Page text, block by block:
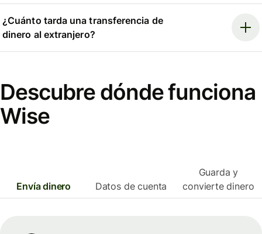
¿Cuánto tarda una transferencia de
dinero al extranjero?
Descubre dónde funciona
Wise
Envía dinero Datos de cuenta
Guarda y
convierte dinero